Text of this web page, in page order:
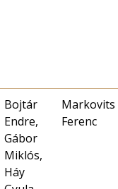
Bojtár
Endre,
Gábor
Miklós,
Háy
Markovits
Ferenc